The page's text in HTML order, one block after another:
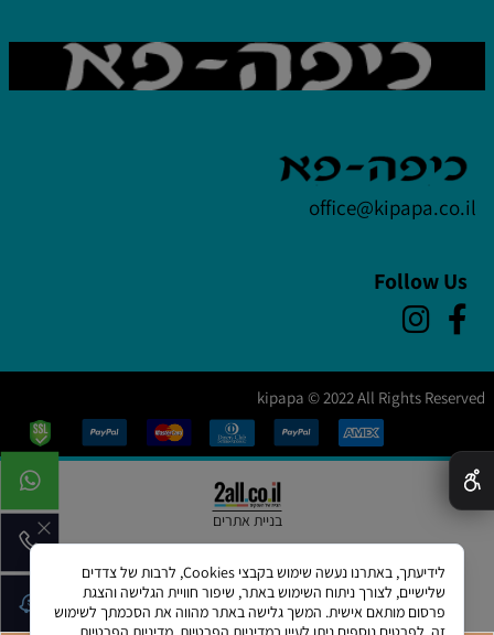
office@kipapa.co.il
Follow Us
kipapa © 2022 All Rights Reserved
בניית אתרים
לידיעתך, באתרנו נעשה שימוש בקבצי Cookies, לרבות של צדדים
שלישיים, לצורך ניתוח השימוש באתר, שיפור חוויית הגלישה והצגת
פרסום מותאם אישית. המשך גלישה באתר מהווה את הסכמתך לשימוש